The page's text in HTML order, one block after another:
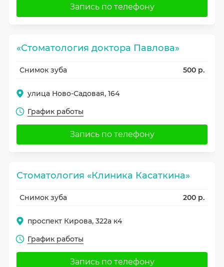
Запись по телефону
«Стоматология доктора Павлова»
Снимок зуба 500 р.
улица Ново-Садовая, 164
График работы
Запись по телефону
Стоматология «Клиника Касаткина»
Снимок зуба 200 р.
проспект Кирова, 322а к4
График работы
Запись по телефону